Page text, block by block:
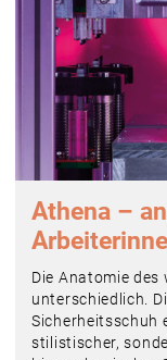
Athena –
Die Anatomie
unterschiedlich.
Sicherheitsschuh
stilistischer,